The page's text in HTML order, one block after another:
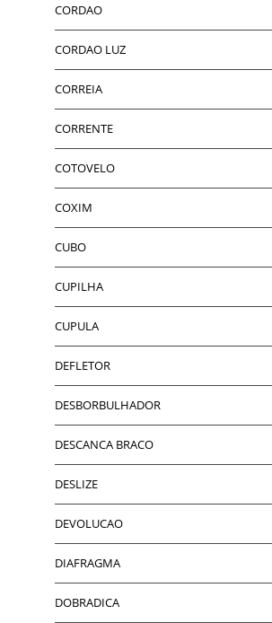
CORDAO
CORDAO LUZ
CORREIA
CORRENTE
COTOVELO
COXIM
CUBO
CUPILHA
CUPULA
DEFLETOR
DESBORBULHADOR
DESCANCA BRACO
DESLIZE
DEVOLUCAO
DIAFRAGMA
DOBRADICA